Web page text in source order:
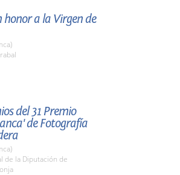
a la Virgen de
del 31 Premio
de Fotografía
de la Diputación de